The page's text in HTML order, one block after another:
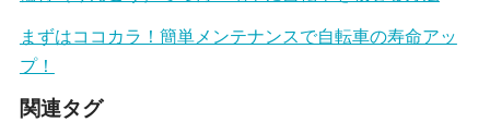
まずはココカラ！簡単メンテナンスで自転車の寿命アッ
プ！
関連タグ